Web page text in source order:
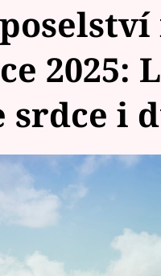
2025:
srdce i